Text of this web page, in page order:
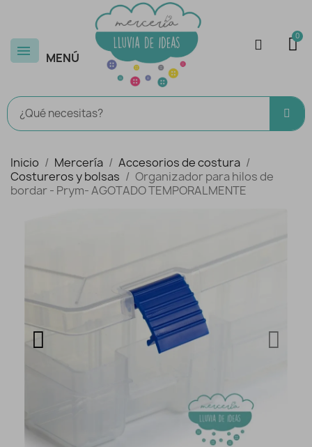
MENÚ
Inicio Mercería
Accesorios de costura
Costureros y bolsas
Organizador para hilos de
bordar - Prym- AGOTADO TEMPORALMENTE